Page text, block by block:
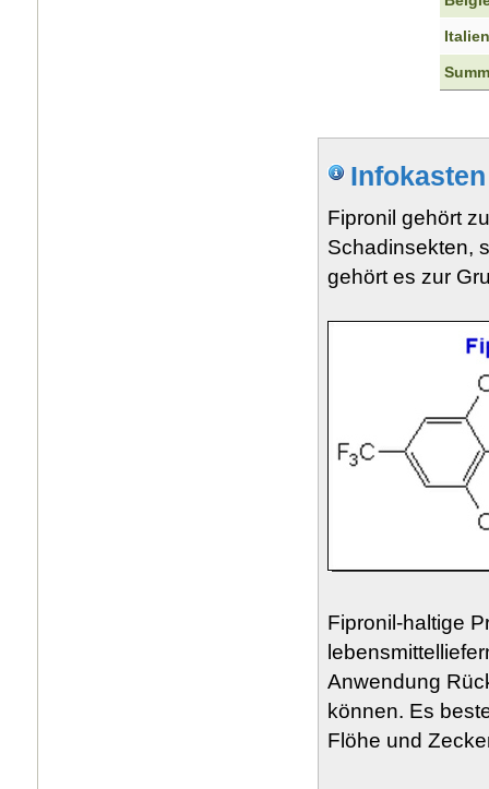
Italien
Infokasten
Fipronil gehört
Schadinsekten,
gehört es zur
Fipronil-haltige
Anwendung
können. Es
Flöhe und